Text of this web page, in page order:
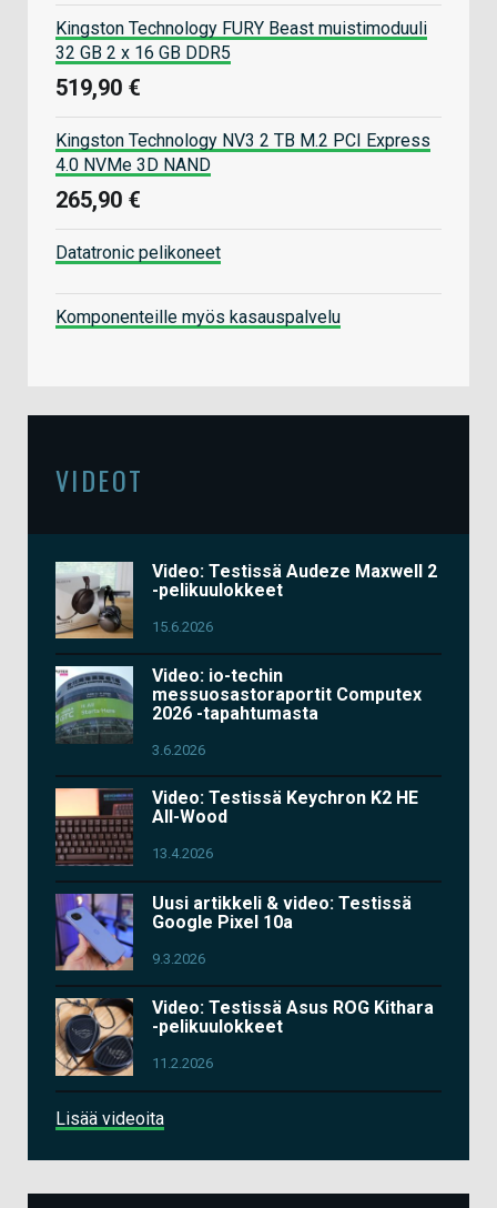
Kingston Technology FURY Beast muistimoduuli
32 GB 2 x 16 GB DDR5
519,90 €
Kingston Technology NV3 2 TB M.2 PCI Express
4.0 NVMe 3D NAND
265,90 €
Datatronic pelikoneet
Komponenteille myös kasauspalvelu
VIDEOT
Video: Testissä Audeze Maxwell 2
-pelikuulokkeet
15.6.2026
Video: io-techin
messuosastoraportit Computex
2026 -tapahtumasta
3.6.2026
Video: Testissä Keychron K2 HE
All-Wood
13.4.2026
Uusi artikkeli & video: Testissä
Google Pixel 10a
9.3.2026
Video: Testissä Asus ROG Kithara
-pelikuulokkeet
11.2.2026
Lisää videoita